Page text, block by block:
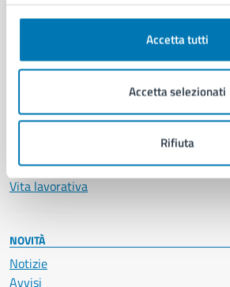
Accetta tutti
Accetta selezionati
Rifiuta
Anagrafe e stato civile
Documenti e certificati
Educazione e formazione
Giustizia e sicurezza pubblica
Imprese e commercio
Salute, benessere e assistenza
Servizi Cimiteriali
Vita lavorativa
NOVITÀ
Notizie
Avvisi